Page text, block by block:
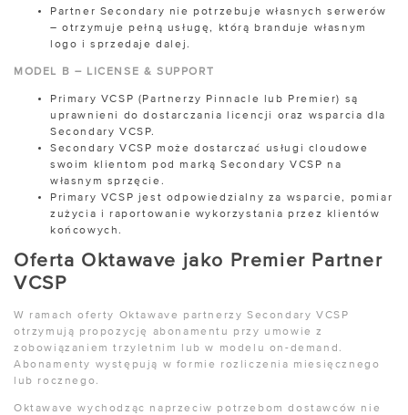
Partner Secondary nie potrzebuje własnych serwerów
– otrzymuje pełną usługę, którą branduje własnym
logo i sprzedaje dalej.
MODEL B – LICENSE & SUPPORT
Primary VCSP (Partnerzy Pinnacle lub Premier) są
uprawnieni do dostarczania licencji oraz wsparcia dla
Secondary VCSP.
Secondary VCSP może dostarczać usługi cloudowe
swoim klientom pod marką Secondary VCSP na
własnym sprzęcie.
Primary VCSP jest odpowiedzialny za wsparcie, pomiar
zużycia i raportowanie wykorzystania przez klientów
końcowych.
Oferta Oktawave jako Premier Partner
VCSP
W ramach oferty Oktawave partnerzy Secondary VCSP
otrzymują propozycję abonamentu przy umowie z
zobowiązaniem trzyletnim lub w modelu on-demand.
Abonamenty występują w formie rozliczenia miesięcznego
lub rocznego.
Oktawave wychodząc naprzeciw potrzebom dostawców nie